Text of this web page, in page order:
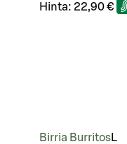
Hinta: 22,90 €
Birria BurritosL